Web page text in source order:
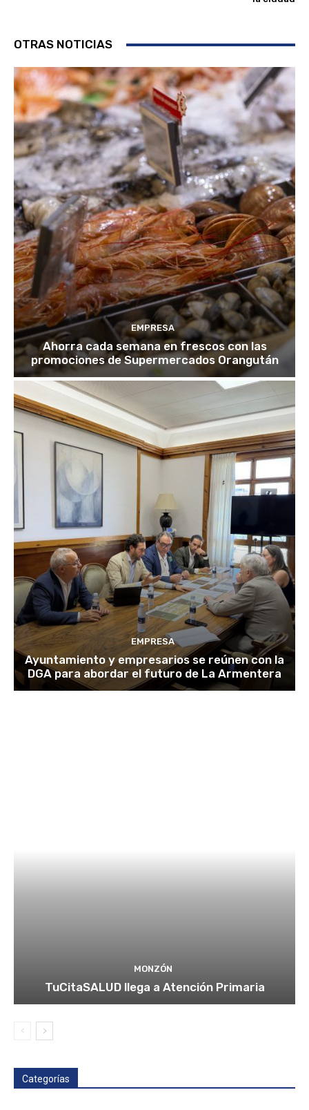
OTRAS NOTICIAS
EMPRESA
Ahorra cada semana en frescos con las
promociones de Supermercados Orangután
EMPRESA
Ayuntamiento y empresarios se reúnen con la
DGA para abordar el futuro de La Armentera
MONZÓN
TuCitaSALUD llega a Atención Primaria
Categorías